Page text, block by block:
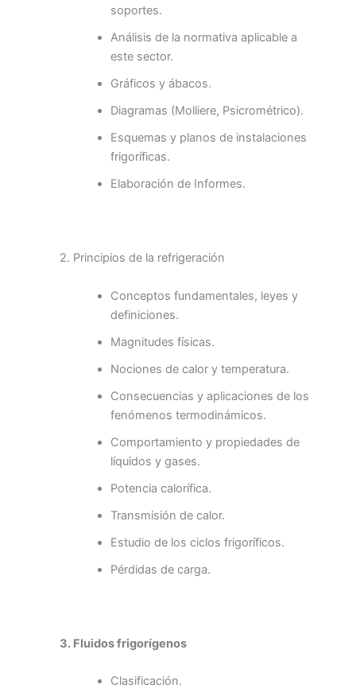
soportes.
Análisis de la normativa aplicable a
este sector.
Gráficos y ábacos.
Diagramas (Molliere, Psicrométrico).
Esquemas y planos de instalaciones
frigoríficas.
Elaboración de Informes.
2. Principios de la refrigeración
Conceptos fundamentales, leyes y
definiciones.
Magnitudes físicas.
Nociones de calor y temperatura.
Consecuencias y aplicaciones de los
fenómenos termodinámicos.
Comportamiento y propiedades de
líquidos y gases.
Potencia calorífica.
Transmisión de calor.
Estudio de los ciclos frigoríficos.
Pérdidas de carga.
3. Fluidos frigorígenos
Clasificación.